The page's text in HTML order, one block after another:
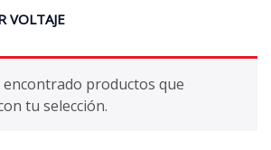
VOLTAJE
encontrado productos que
tu selección.